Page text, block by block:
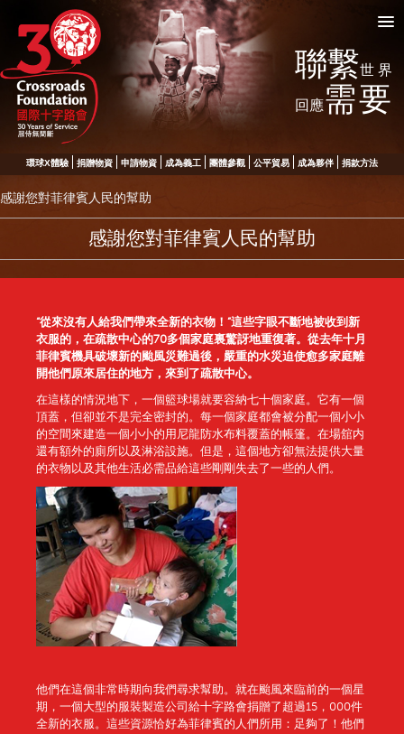
聯繫世界
回應需要
環球X體驗 捐贈物資 申請物資 成為義工 團體參觀 公平貿易 成為夥伴 捐款方法
感謝您對菲律賓人民的幫助
感謝您對菲律賓人民的幫助
“從來沒有人給我們帶來全新的衣物！”這些字眼不斷地被收到新
衣服的，在疏散中心的70多個家庭裏驚訝地重復著。從去年十月
菲律賓機具破壞新的颱風災難過後，嚴重的水災迫使愈多家庭離
開他們原來居住的地方，來到了疏散中心。
在這樣的情況地下，一個籃球場就要容納七十個家庭。它有一個
頂蓋，但卻並不是完全密封的。每一個家庭都會被分配一個小小
的空間來建造一個小小的用尼龍防水布料覆蓋的帳篷。在場舘内
還有額外的廁所以及淋浴設施。但是，這個地方卻無法提供大量
的衣物以及其他生活必需品給這些剛剛失去了一些的人們。
他們在這個非常時期向我們尋求幫助。就在颱風來臨前的一個星
期，一個大型的服裝製造公司給十字路會捐贈了超過15，000件
全新的衣服。這些資源恰好為菲律賓的人們所用：足夠了！他們